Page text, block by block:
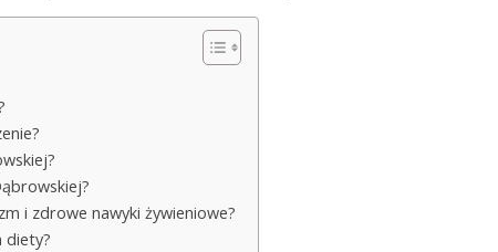
i zdrowe nawyki żywieniowe?
diety?